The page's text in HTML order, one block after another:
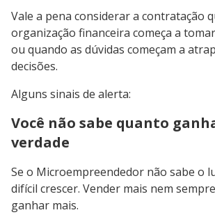
Vale a pena considerar a contratação
organização financeira começa a
ou quando as dúvidas começam a
decisões.
Alguns sinais de alerta:
Você não sabe quanto
verdade
Se o Microempreendedor não sabe o
difícil crescer. Vender mais nem
ganhar mais.